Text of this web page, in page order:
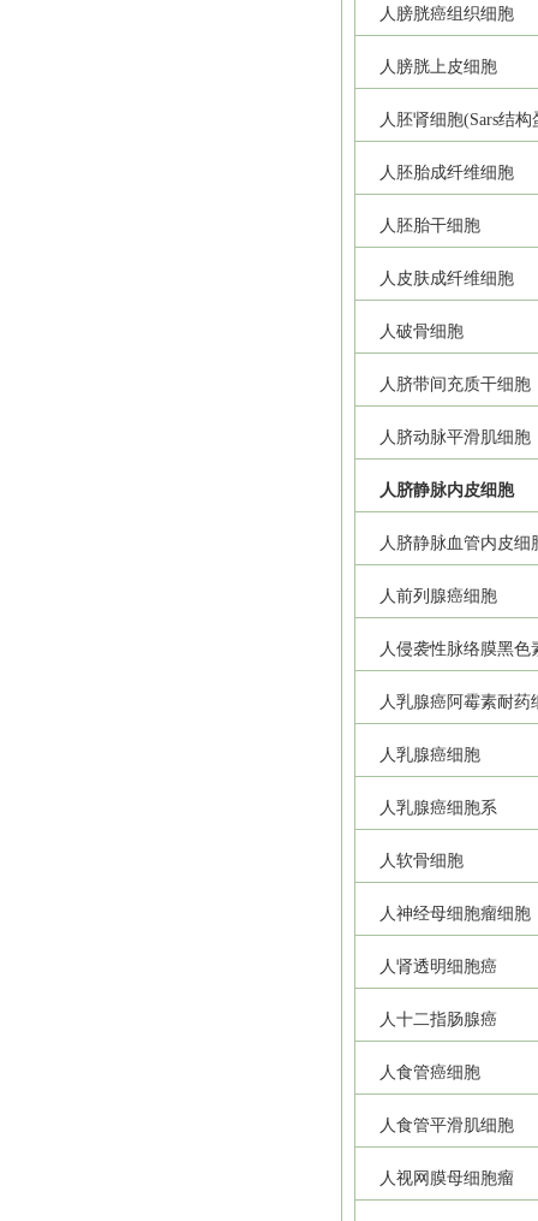
人膀胱癌组织细胞
人膀胱上皮细胞
人胚肾细胞(Sars结
人胚胎成纤维细胞
人胚胎干细胞
人皮肤成纤维细胞
人破骨细胞
人脐带间充质干细胞
人脐动脉平滑肌细胞
人脐静脉内皮细胞
人脐静脉血管内皮细
人前列腺癌细胞
人侵袭性脉络膜黑色
人乳腺癌阿霉素耐药
人乳腺癌细胞
人乳腺癌细胞系
人软骨细胞
人神经母细胞瘤细胞
人肾透明细胞癌
人十二指肠腺癌
人食管癌细胞
人食管平滑肌细胞
人视网膜母细胞瘤